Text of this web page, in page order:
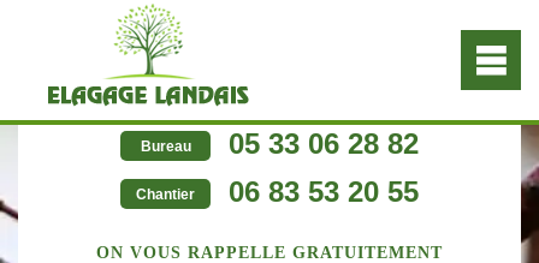
Bureau 05 33 06 28 82
Chantier 06 83 53 20 55
ON VOUS RAPPELLE GRATUITEMENT